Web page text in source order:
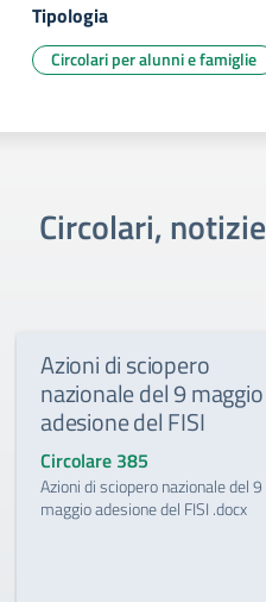
Tipologia
Circolari per alunni e famiglie
Circolari,
Azioni di sciopero
nazionale del 9 maggio
adesione del FISI
Circolare 385
Azioni di sciopero nazionale del 9
maggio adesione del FISI .docx